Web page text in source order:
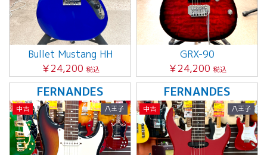
Bullet Mustang HH
￥24,200 税込
GRX-90
￥24,200 税込
FERNANDES
中古 八王子
FERNANDES
中古 八王子